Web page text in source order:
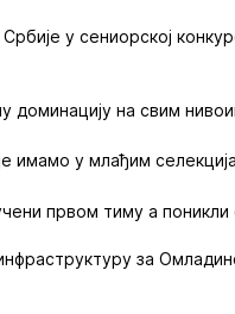
у сениорској
доминацију на свим
имамо у млађим
првом тиму а
за